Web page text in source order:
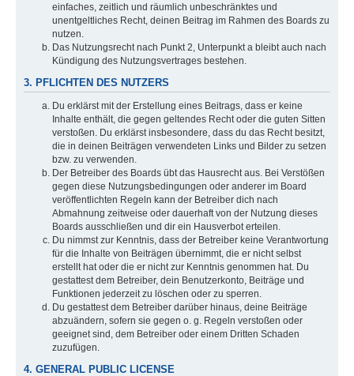
einfaches, zeitlich und räumlich unbeschränktes und
unentgeltliches Recht, deinen Beitrag im Rahmen des Boards zu
nutzen.
Das Nutzungsrecht nach Punkt 2, Unterpunkt a bleibt auch nach
Kündigung des Nutzungsvertrages bestehen.
3. PFLICHTEN DES NUTZERS
Du erklärst mit der Erstellung eines Beitrags, dass er keine
Inhalte enthält, die gegen geltendes Recht oder die guten Sitten
verstoßen. Du erklärst insbesondere, dass du das Recht besitzt,
die in deinen Beiträgen verwendeten Links und Bilder zu setzen
bzw. zu verwenden.
Der Betreiber des Boards übt das Hausrecht aus. Bei Verstößen
gegen diese Nutzungsbedingungen oder anderer im Board
veröffentlichten Regeln kann der Betreiber dich nach
Abmahnung zeitweise oder dauerhaft von der Nutzung dieses
Boards ausschließen und dir ein Hausverbot erteilen.
Du nimmst zur Kenntnis, dass der Betreiber keine Verantwortung
für die Inhalte von Beiträgen übernimmt, die er nicht selbst
erstellt hat oder die er nicht zur Kenntnis genommen hat. Du
gestattest dem Betreiber, dein Benutzerkonto, Beiträge und
Funktionen jederzeit zu löschen oder zu sperren.
Du gestattest dem Betreiber darüber hinaus, deine Beiträge
abzuändern, sofern sie gegen o. g. Regeln verstoßen oder
geeignet sind, dem Betreiber oder einem Dritten Schaden
zuzufügen.
4. GENERAL PUBLIC LICENSE